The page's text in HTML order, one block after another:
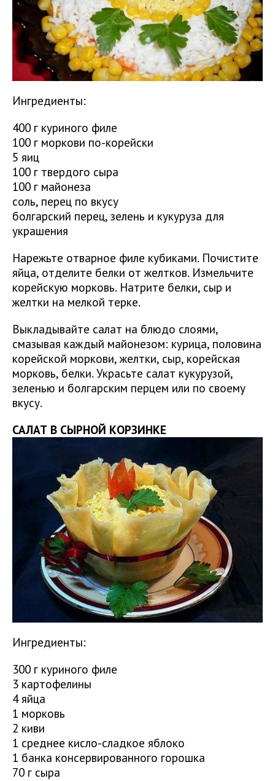
Ингредиенты:
400 г куриного филе
100 г моркови по-корейски
5 яиц
100 г твердого сыра
100 г майонеза
соль, перец по вкусу
болгарский перец, зелень и кукуруза для
украшения
Нарежьте отварное филе кубиками. Почистите
яйца, отделите белки от желтков. Измельчите
корейскую морковь. Натрите белки, сыр и
желтки на мелкой терке.
Выкладывайте салат на блюдо слоями,
смазывая каждый майонезом: курица, половина
корейской моркови, желтки, сыр, корейская
морковь, белки. Украсьте салат кукурузой,
зеленью и болгарским перцем или по своему
вкусу.
САЛАТ В СЫРНОЙ КОРЗИНКЕ
Ингредиенты:
300 г куриного филе
3 картофелины
4 яйца
1 морковь
2 киви
1 среднее кисло-сладкое яблоко
1 банка консервированного горошка
70 г сыра